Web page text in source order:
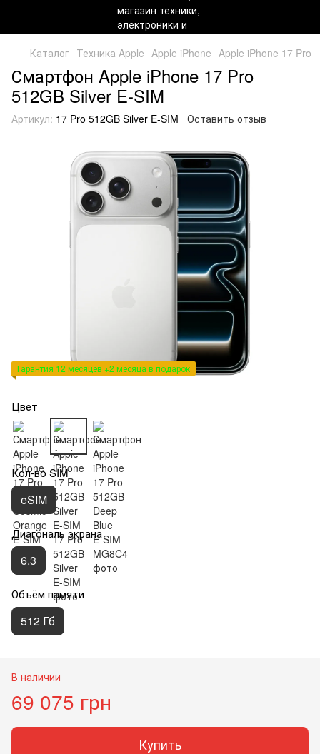
Каталог Техника Apple Apple iPhone Apple iPhone 17 Pro
Смартфон Apple iPhone 17 Pro
512GB Silver E-SIM
Артикул: 17 Pro 512GB Silver E-SIM Оставить отзыв
Гарантия 12 месяцев +2 месяца в подарок
Цвет
Кол-во SIM
eSIM
Диагональ экрана
6.3
Объём памяти
512 Гб
В наличии
69 075 грн
Купить